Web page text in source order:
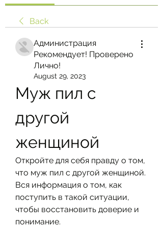
Back
Администрация
Рекомендует! Проверено
Лично!
August 29, 2023
Муж пил с
другой
женщиной
Откройте для себя правду о том,
что муж пил с другой женщиной.
Вся информация о том, как
поступить в такой ситуации,
чтобы восстановить доверие и
понимание.